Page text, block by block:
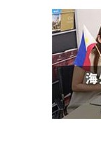
ら後悔する）タ
正しい情報をき